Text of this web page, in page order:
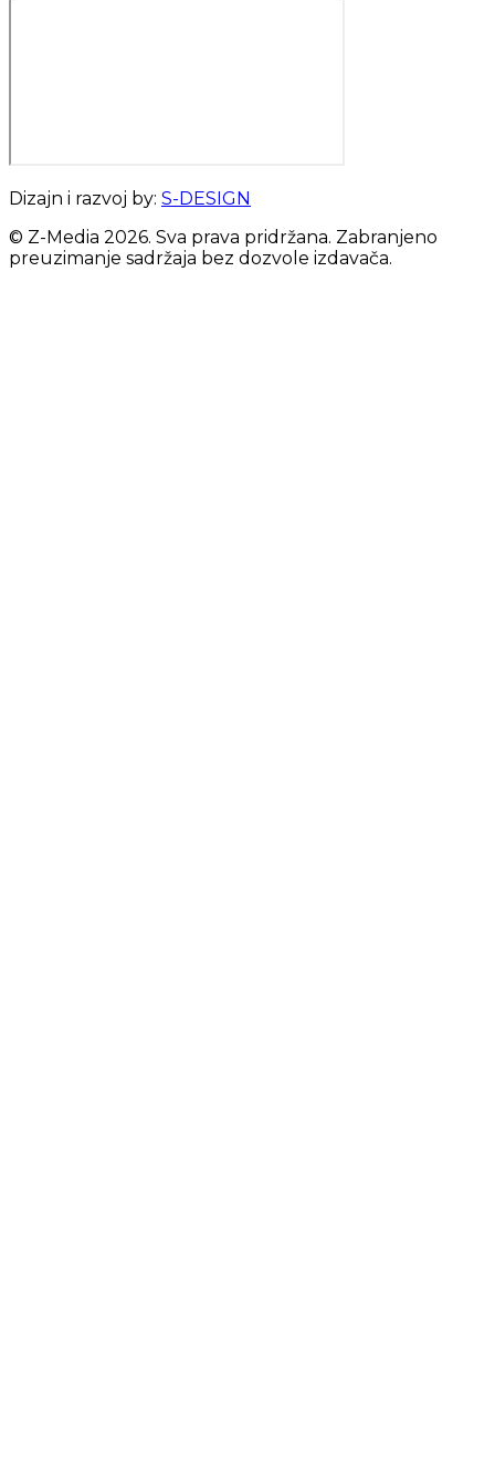
Dizajn i razvoj by: S-DESIGN
© Z-Media 2026. Sva prava pridržana. Zabranjeno
preuzimanje sadržaja bez dozvole izdavača.